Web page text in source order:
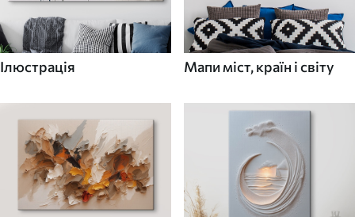
Ілюстрація Мапи міст, країн і світу